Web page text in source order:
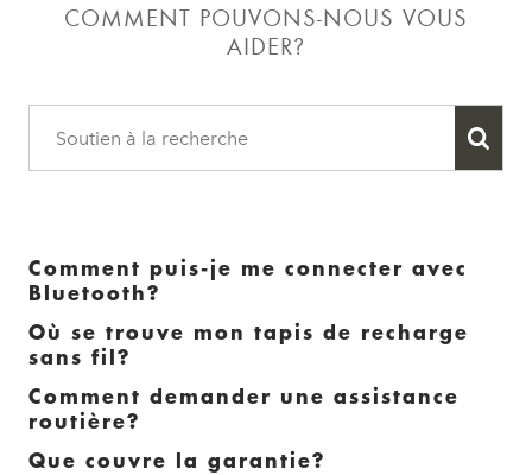
COMMENT POUVONS-NOUS VOUS
AIDER?
Comment puis-je me connecter avec
Bluetooth?
Où se trouve mon tapis de recharge
sans fil?
Comment demander une assistance
routière?
Que couvre la garantie?